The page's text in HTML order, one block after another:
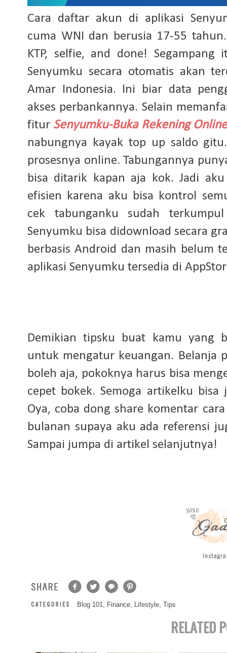
Cara daftar akun di aplikasi
cuma WNI dan berusia 17-55
KTP, selfie, and done!
Senyumku secara otomatis akan
Amar Indonesia. Ini biar data
akses perbankannya. Selain
fitur Senyumku-Buka Rekening
nabungnya kayak top up saldo
prosesnya online. Tabungannya
bisa ditarik kapan aja kok. Jadi
efisien karena aku bisa kontrol
cek tabunganku sudah
Senyumku bisa didownload secara
berbasis Android dan masih belum
aplikasi Senyumku tersedia di
Demikian tipsku buat kamu yang
untuk mengatur keuangan. Belanja
boleh aja, pokoknya harus bisa
cepet bokek. Semoga artikelku
Oya, coba dong share komentar
bulanan supaya aku ada referensi
Sampai jumpa di artikel selanjutnya!
Blog 101, Finance, Lifestyle, Tips
RELATED